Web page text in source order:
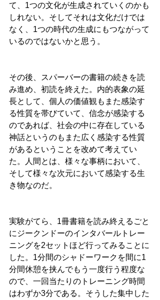
て、1つの文化が生成されていくのかも
しれない。そしてそれは文化だけでは
なく、1つの時代の生成にもつながって
いるのではないかと思う。
その後、スパーバーの書籍の続きを読
み進め、初読を終えた。内的表象の延
長として、個人の価値観もまた感染す
る性質を帯びていて、信念が感染する
のであれば、社会の中に存在している
神話というのもまた広く感染する性質
があるということを改めて考えてい
た。人間とは、様々な事柄において、
そして様々な次元において感染する生
き物なのだ。
実験がてら、1冊書籍を読み終えるごと
にジークンドーのインタバールトレー
ニングを2セットほど行ってみることに
した。1分間のシャドーワークを間に1
分間休憩を挟んでもう一度行う程度な
ので、一回当たりのトレーニング時間
はわずか3分である。そうした集中した